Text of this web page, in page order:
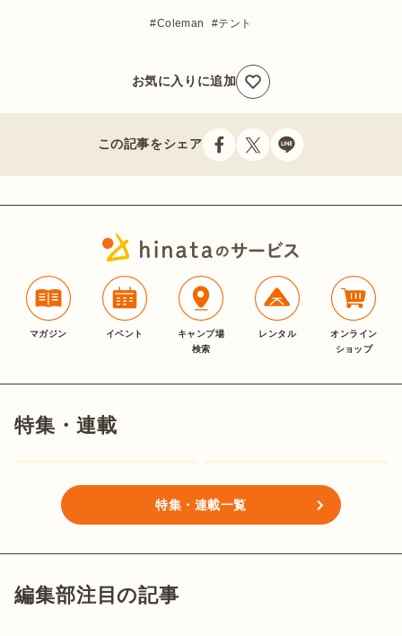
Coleman テント
お気に入りに追加
この記事をシェア
マガジン イベント
キャンプ場
検索
レンタル
オンライン
ショップ
特集・連載
特集・連載一覧
編集部注目の記事